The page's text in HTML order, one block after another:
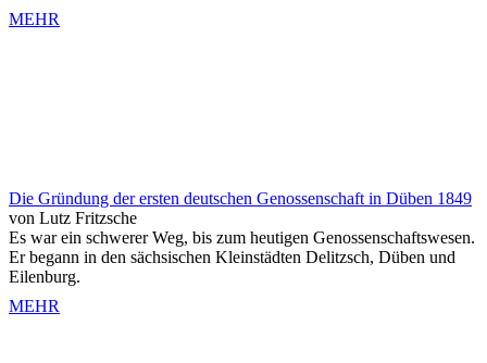
MEHR
Die Gründung der ersten deutschen Genossenschaft in Düben 1849
von Lutz Fritzsche
Es war ein schwerer Weg, bis zum heutigen Genossenschaftswesen.
Er begann in den sächsischen Kleinstädten Delitzsch, Düben und
Eilenburg.
MEHR